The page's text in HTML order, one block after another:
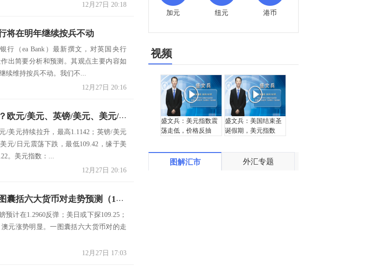
12月27日 20:18
将在明年继续按兵不动
行（ea Bank）最新撰文，对英国央行
作出简要分析和预测。其观点主要内容如
续维持按兵不动。我们不...
12月27日 20:16
美元趋势面临反转危险？欧元/美元、英镑/美元、美元/日元技术走势前瞻
/美元持续拉升，最高1.1142；英镑/美元
元/日元震荡下跌，最低109.42，缘于美
。美元指数：...
12月27日 20:16
【图解】机构分析：一图囊括六大货币对走势预测（12月27日）
预计在1.2960反弹；美日或下探109.25；
元涨势明显。一图囊括六大货币对的走
12月27日 17:03
加元 纽元 港币
视频
盛文兵：美元指数震
荡走低，价格反抽
盛文兵：美国结束圣
诞假期，美元指数
图解汇市 外汇专题